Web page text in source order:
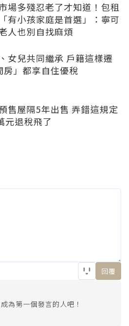
場多殘忍老了才知道！包租
有小孩家庭是首選」：寧可
人也別自找麻煩
女兒共同繼承 戶籍這樣遷
房」都享自住優稅
售屋隔5年出售 弄錯這規定
元退稅飛了
回覆
為第一個發言的人吧！